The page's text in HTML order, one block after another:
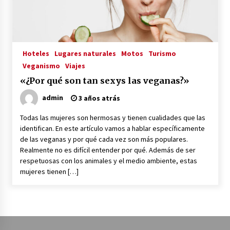
La Primera Maquina Casera para Crear Carne
Vegetal
3 años atrás
Empresas Veganas: Las Novedades Globales en
el Mundo Empresarial Vegano
3 años atrás
Viajar en moto por Colombia
3 años atrás
Hoteles Lugares naturales Motos
Turismo
Veganismo
Viajes
«¿Por qué son tan sexys las veganas?»
admin 3 años atrás
Todas las mujeres son hermosas y tienen cualidades que las
identifican. En este artículo vamos a hablar específicamente
de las veganas y por qué cada vez son más populares.
Realmente no es difícil entender por qué. Además de ser
respetuosas con los animales y el medio ambiente, estas
mujeres tienen […]